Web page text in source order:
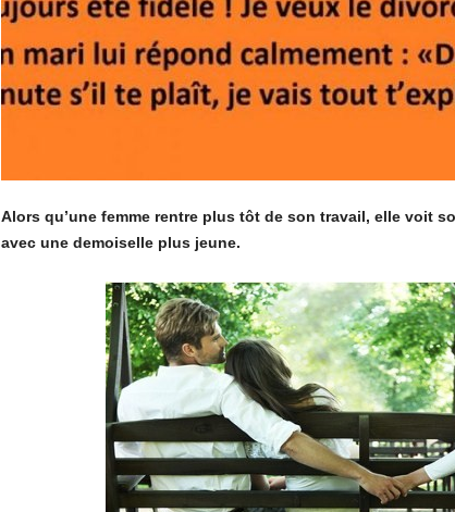
Alors qu’une femme rentre plus tôt de son travail, elle voit
avec une demoiselle plus jeune.